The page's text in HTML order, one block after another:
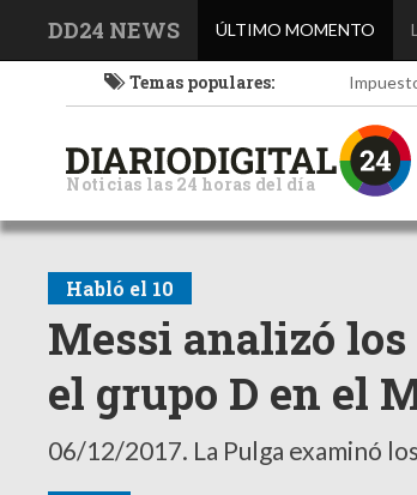
DD24 NEWS ÚLTIMO MOMENTO
Temas populares:
Noticias las 24 horas del día
Habló el 10
Messi analizó
el grupo D en el
06/12/2017. La Pulga examinó